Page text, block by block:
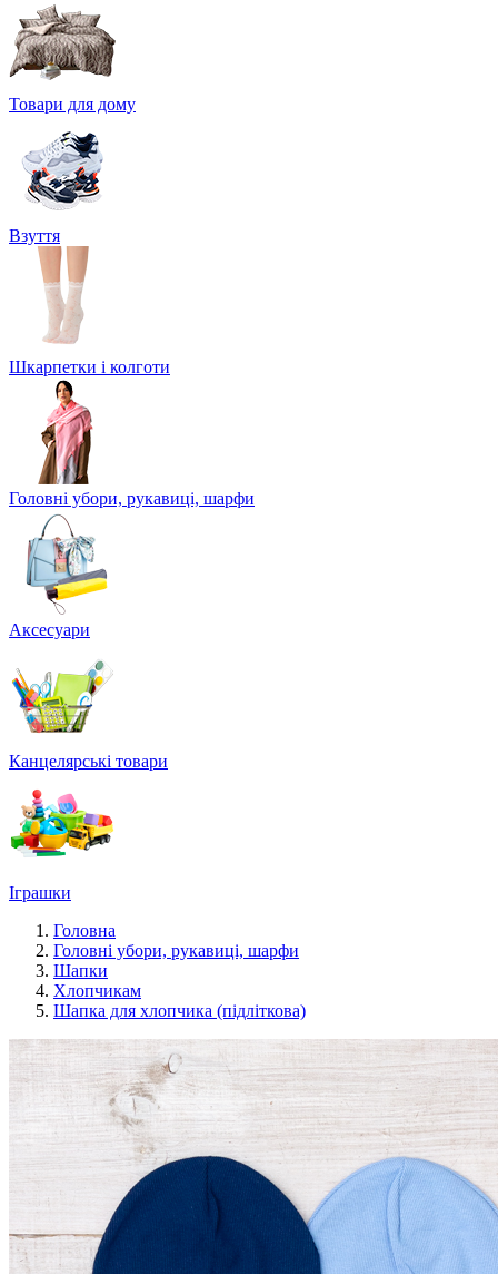
Товари для дому
Взуття
Шкарпетки і колготи
Головні убори, рукавиці, шарфи
Аксесуари
Канцелярські товари
Іграшки
Головна
Головні убори, рукавиці, шарфи
Шапки
Хлопчикам
Шапка для хлопчика (підліткова)